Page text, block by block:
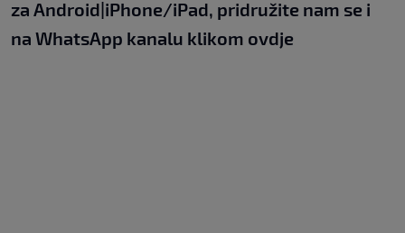
za Android|iPhone/iPad, pridružite nam se i
na WhatsApp kanalu klikom ovdje